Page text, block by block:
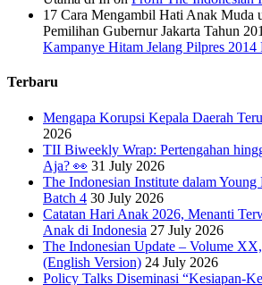
17 Cara Mengambil Hati Anak Muda
Pemilihan Gubernur Jakarta Tahun
Kampanye Hitam Jelang Pilpres
Terbaru
Mengapa Korupsi Kepala Daerah
2026
TII Biweekly Wrap: Pertengahan
Aja? 👀 31 July 2026
The Indonesian Institute dalam Young
Batch 4 30 July 2026
Catatan Hari Anak 2026, Menanti
Anak di Indonesia 27 July 2026
The Indonesian Update – Volume
(English Version) 24 July 2026
Policy Talks Diseminasi “Kesiapan-